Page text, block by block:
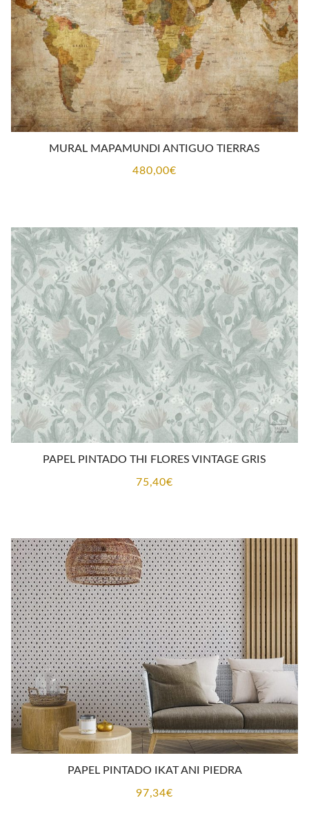
MURAL MAPAMUNDI ANTIGUO TIERRAS
480,00€
PAPEL PINTADO THI FLORES VINTAGE GRIS
75,40€
PAPEL PINTADO IKAT ANI PIEDRA
97,34€